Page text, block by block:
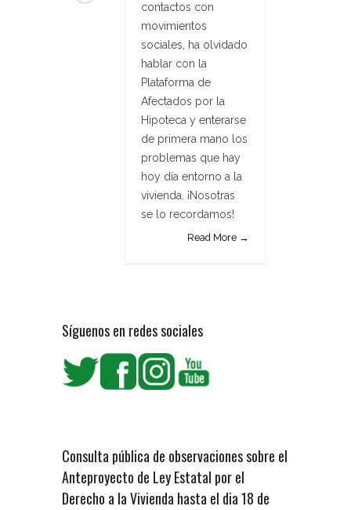
contactos con
movimientos
sociales, ha olvidado
hablar con la
Plataforma de
Afectados por la
Hipoteca y enterarse
de primera mano los
problemas que hay
hoy día entorno a la
vivienda. ¡Nosotras
se lo recordamos!
Read More →
Síguenos en redes sociales
Consulta pública de observaciones sobre el
Anteproyecto de Ley Estatal por el
Derecho a la Vivienda hasta el dia 18 de